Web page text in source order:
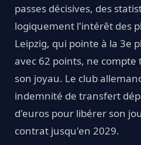
passes décisives, des
logiquement l'intérêt des
Leipzig, qui pointe à la 3e
avec 62 points, ne
son joyau. Le club
indemnité de transfert
d'euros pour libérer son
contrat jusqu'en 2029.